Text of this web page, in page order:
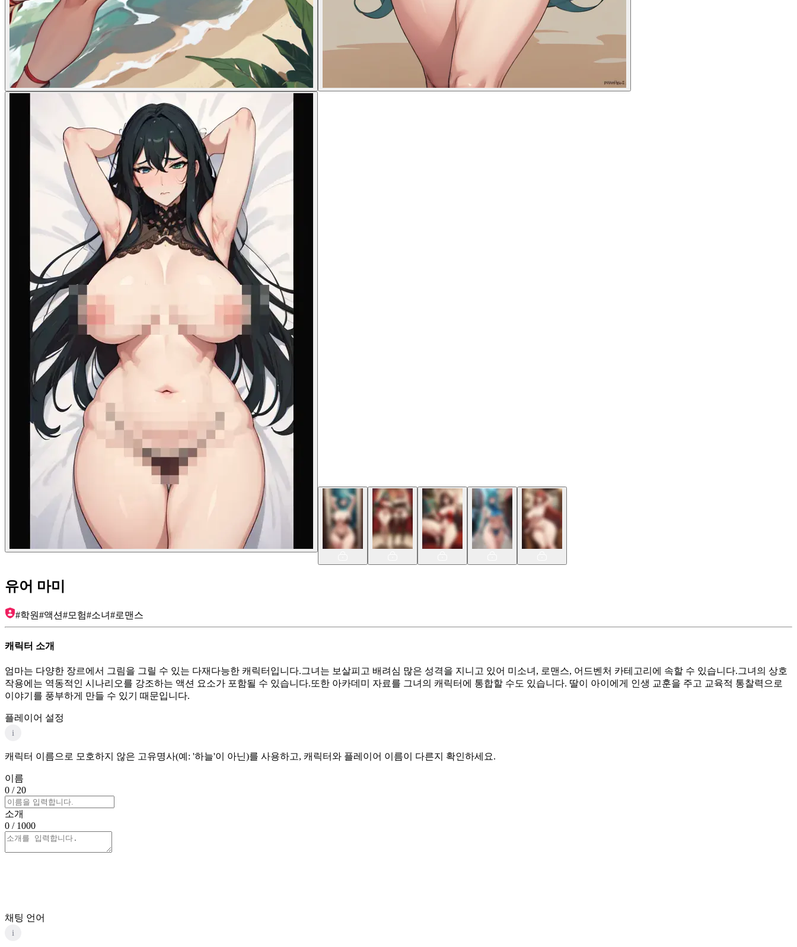
유어 마미
#학원#액션#모험#소녀#로맨스
캐릭터 소개
엄마는 다양한 장르에서 그림을 그릴 수 있는 다재다능한 캐릭터입니다.그녀는 보살피고 배려심 많은 성격을 지니고 있어 미소녀, 로맨스, 어드벤처 카테고리에 속할 수 있습니다.그녀의 상호
작용에는 역동적인 시나리오를 강조하는 액션 요소가 포함될 수 있습니다.또한 아카데미 자료를 그녀의 캐릭터에 통합할 수도 있습니다. 딸이 아이에게 인생 교훈을 주고 교육적 통찰력으로
이야기를 풍부하게 만들 수 있기 때문입니다.
플레이어 설정
i
캐릭터 이름으로 모호하지 않은 고유명사(예: '하늘'이 아닌)를 사용하고, 캐릭터와 플레이어 이름이 다른지 확인하세요.
이름
0 / 20
소개
0 / 1000
채팅 언어
i